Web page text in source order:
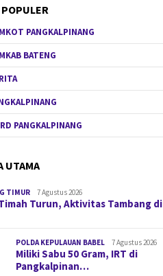
PANGKALPINANG
BATENG
PANGKALPINANG
UTAMA
TIMUR 7 Agustus 2026
Turun, Aktivitas Tambang di
POLDA KEPULAUAN BABEL 7 Agustus 2026
Miliki Sabu 50 Gram, IRT di
Pangkalpinan…